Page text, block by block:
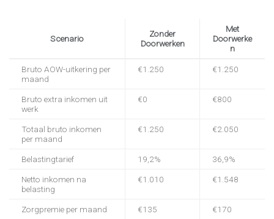
Scenario
Zonder
Doorwerken
Met
Doorwerke
n
Bruto AOW-uitkering per
maand
€1.250 €1.250
Bruto extra inkomen uit
werk
€0 €800
Totaal bruto inkomen
per maand
€1.250 €2.050
Belastingtarief 19,2% 36,9%
Netto inkomen na
belasting
€1.010 €1.548
Zorgpremie per maand €135 €170